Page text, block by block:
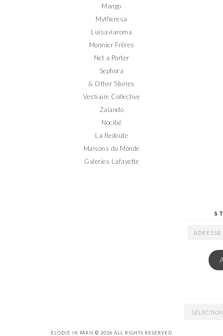
Mango
Mytheresa
Luisaviaroma
Monnier Frères
Net a Porter
Sephora
& Other Stories
Vestiaire Collective
Zalando
Nocibé
La Redoute
Maisons du Monde
Galeries Lafayette
ADRESSE
ARCHIVES
ELODIE IN PARIS © 2026 ALL RIGHTS RESERVED